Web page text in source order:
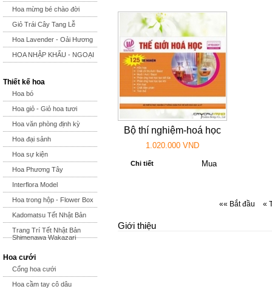
Hoa mừng bé chào đời
Giỏ Trái Cây Tang Lễ
Hoa Lavender - Oải Hương
HOA NHẬP KHẨU - NGOẠI
Thiết kế hoa
Hoa bó
Hoa giỏ - Giỏ hoa tươi
Hoa văn phòng định kỳ
Hoa đại sảnh
Hoa sự kiện
Hoa Phương Tây
Interflora Model
Hoa trong hộp - Flower Box
Kadomatsu Tết Nhật Bản
Trang Trí Tết Nhật Bản
Shimenawa Wakazari
Hoa cưới
Cổng hoa cưới
Hoa cầm tay cô dâu
Bộ thí nghiệm-hoá học
1.020.000 VND
Chi tiết
«« Bắt đầu «
Giới thiệu